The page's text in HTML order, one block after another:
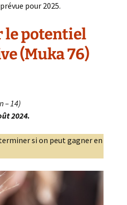
pour 2025.
le potentiel
(Muka 76)
– 14)
2024.
si on peut gagner en